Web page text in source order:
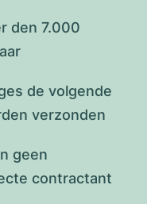
den 7.000
de volgende
verzonden
geen
contractant